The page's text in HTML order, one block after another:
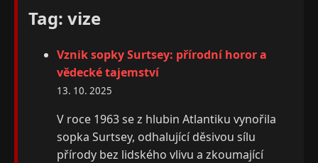
Tag: vize
Vznik sopky Surtsey: přírodní horor a
vědecké tajemství
13. 10. 2025
V roce 1963 se z hlubin Atlantiku vynořila
sopka Surtsey, odhalující děsivou sílu
přírody bez lidského vlivu a zkoumající